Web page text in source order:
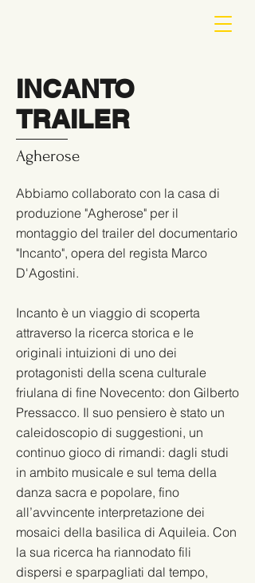
INCANTO
TRAILER
Agherose
Abbiamo collaborato con la casa di
produzione "Agherose" per il
montaggio del trailer del documentario
"Incanto", opera del regista Marco
D'Agostini.
Incanto è un viaggio di scoperta
attraverso la ricerca storica e le
originali intuizioni di uno dei
protagonisti della scena culturale
friulana di fine Novecento: don Gilberto
Pressacco. Il suo pensiero è stato un
caleidoscopio di suggestioni, un
continuo gioco di rimandi: dagli studi
in ambito musicale e sul tema della
danza sacra e popolare, fino
all’avvincente interpretazione dei
mosaici della basilica di Aquileia. Con
la sua ricerca ha riannodato fili
dispersi e sparpagliati dal tempo,